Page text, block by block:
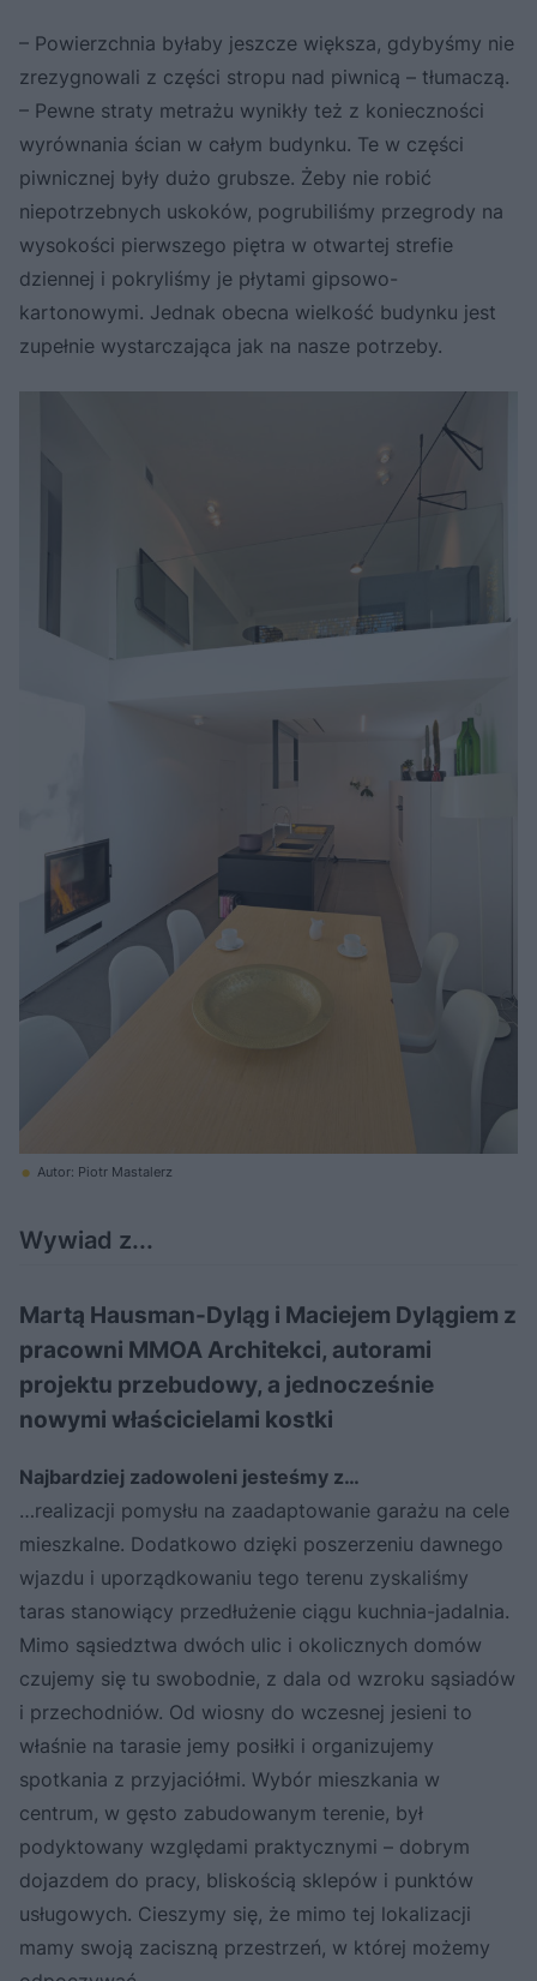
– Powierzchnia byłaby jeszcze większa, gdybyśmy nie
zrezygnowali z części stropu nad piwnicą – tłumaczą.
– Pewne straty metrażu wynikły też z konieczności
wyrównania ścian w całym budynku. Te w części
piwnicznej były dużo grubsze. Żeby nie robić
niepotrzebnych uskoków, pogrubiliśmy przegrody na
wysokości pierwszego piętra w otwartej strefie
dziennej i pokryliśmy je płytami gipsowo-
kartonowymi. Jednak obecna wielkość budynku jest
zupełnie wystarczająca jak na nasze potrzeby.
Autor: Piotr Mastalerz
Wywiad z...
Martą Hausman-Dyląg i Maciejem Dylągiem z
pracowni MMOA Architekci, autorami
projektu przebudowy, a jednocześnie
nowymi właścicielami kostki
Najbardziej zadowoleni jesteśmy z…
…realizacji pomysłu na zaadaptowanie garażu na cele
mieszkalne. Dodatkowo dzięki poszerzeniu dawnego
wjazdu i uporządkowaniu tego terenu zyskaliśmy
taras stanowiący przedłużenie ciągu kuchnia-jadalnia.
Mimo sąsiedztwa dwóch ulic i okolicznych domów
czujemy się tu swobodnie, z dala od wzroku sąsiadów
i przechodniów. Od wiosny do wczesnej jesieni to
właśnie na tarasie jemy posiłki i organizujemy
spotkania z przyjaciółmi. Wybór mieszkania w
centrum, w gęsto zabudowanym terenie, był
podyktowany względami praktycznymi – dobrym
dojazdem do pracy, bliskością sklepów i punktów
usługowych. Cieszymy się, że mimo tej lokalizacji
mamy swoją zaciszną przestrzeń, w której możemy